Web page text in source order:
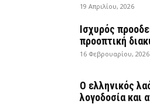
19 Απριλίου, 2026
Ισχυρός
προοπτική
16 Φεβρουαρίου, 2026
Ο ελληνικός
λογοδοσία και